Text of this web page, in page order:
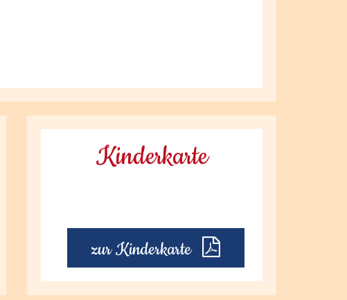
Kinderkarte
zur Kinderkarte